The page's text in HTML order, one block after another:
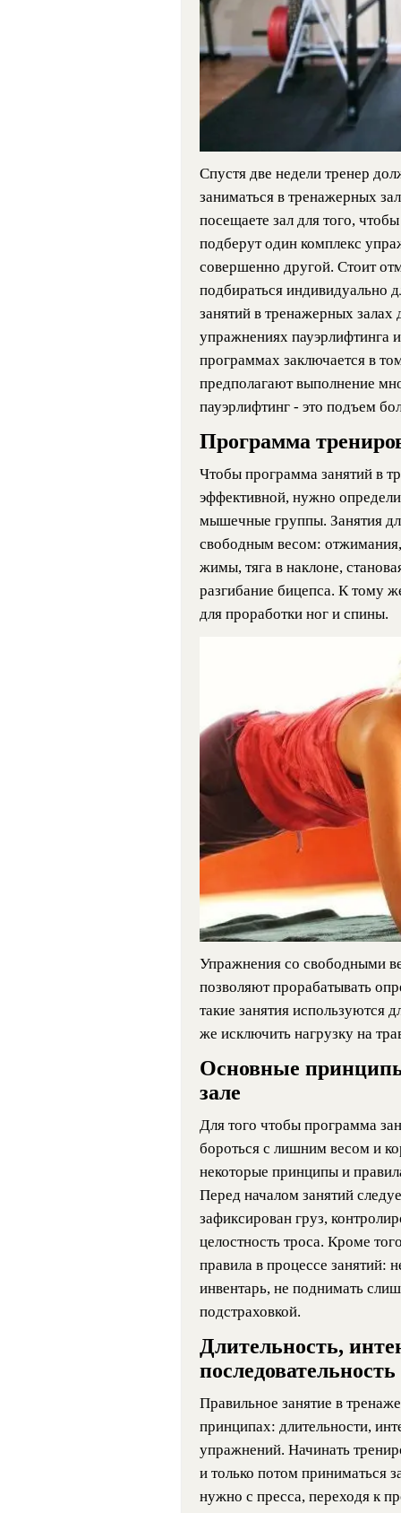
Спустя две недели тренер
заниматься в тренажерных
посещаете зал для того,
подберут один комплекс
совершенно другой. Стоит
подбираться индивидуально
занятий в тренажерных
упражнениях пауэрлифтинга
программах заключается в
предполагают выполнение
пауэрлифтинг - это подъем
Программа
Чтобы программа занятий в
эффективной, нужно
мышечные группы. Занятия
свободным весом:
жимы, тяга в наклоне,
разгибание бицепса. К тому
для проработки ног и спины.
Упражнения со свободными
позволяют прорабатывать
такие занятия используются
же исключить нагрузку на
Основные
зале
Для того чтобы программа
бороться с лишним весом и
некоторые принципы и
Перед началом занятий
зафиксирован груз,
целостность троса. Кроме
правила в процессе занятий:
инвентарь, не поднимать
подстраховкой.
Длительность,
последовательность
Правильное занятие в
принципах: длительности,
упражнений. Начинать
и только потом приниматься
нужно с пресса, переходя к